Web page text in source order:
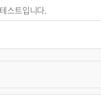
스트입니다.